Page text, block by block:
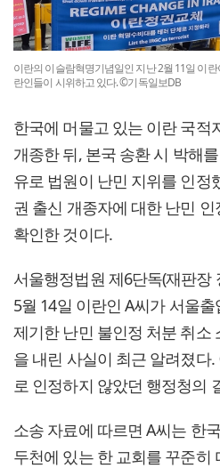
이란의 이슬람혁명기념일인 지난 2월 11일 이
란인들이 시위하고 있다. ©기독일보DB
한국에 머물고 있는 이란 국적
개종한 뒤, 본국 송환 시 박해
유로 법원이 난민 지위를 인정
권 출신 개종자에 대한 난민
확인한 것이다.
서울행정법원 제6단독(재판장
5월 14일 이란인 A씨가 서울
제기한 난민 불인정 처분 취소
을 내린 사실이 최근 알려졌다
로 인정하지 않았던 행정청의
소송 자료에 따르면 A씨는 한
두천에 있는 한 교회를 꾸준히